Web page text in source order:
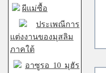
ผีแม่ซื้อ
ประเพณีการ
แต่งงานของมุสลิม
ภาคใต้
อาซูรอ 10 มุฮัร